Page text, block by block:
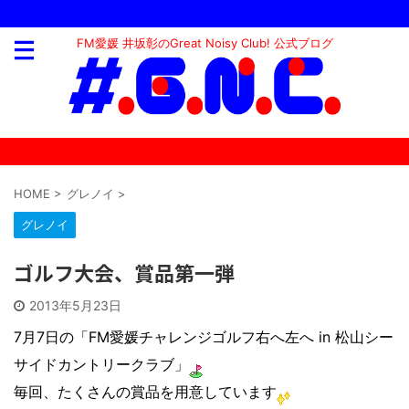
FM愛媛 井坂彰のGreat Noisy Club! 公式ブログ
HOME > グレノイ >
グレノイ
ゴルフ大会、賞品第一弾
2013年5月23日
7月7日の「FM愛媛チャレンジゴルフ右へ左へ in 松山シー
サイドカントリークラブ」
毎回、たくさんの賞品を用意しています